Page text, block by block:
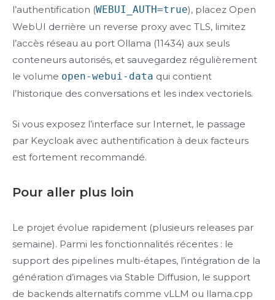
l’authentification (WEBUI_AUTH=true), placez Open
WebUI derrière un reverse proxy avec TLS, limitez
l’accès réseau au port Ollama (11434) aux seuls
conteneurs autorisés, et sauvegardez régulièrement
le volume open-webui-data qui contient
l’historique des conversations et les index vectoriels.
Si vous exposez l’interface sur Internet, le passage
par Keycloak avec authentification à deux facteurs
est fortement recommandé.
Pour aller plus loin
Le projet évolue rapidement (plusieurs releases par
semaine). Parmi les fonctionnalités récentes : le
support des pipelines multi-étapes, l’intégration de la
génération d’images via Stable Diffusion, le support
de backends alternatifs comme vLLM ou llama.cpp